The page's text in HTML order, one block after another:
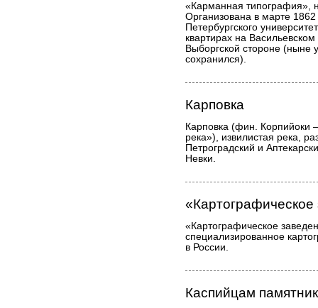
«Карманная типография»,
Организована в марте
Петербургского
квартирах на
Выборгской стороне
сохранился).
Карповка
Карповка (фин. Корпийоки
река»), извилистая река,
Петроградский и
Невки.
«Картографическое
специализированное
в России.
Каспийцам памятник